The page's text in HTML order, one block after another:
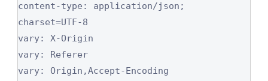
content-type: application/json;
charset=UTF-8
vary: X-Origin
vary: Referer
vary: Origin,Accept-Encoding